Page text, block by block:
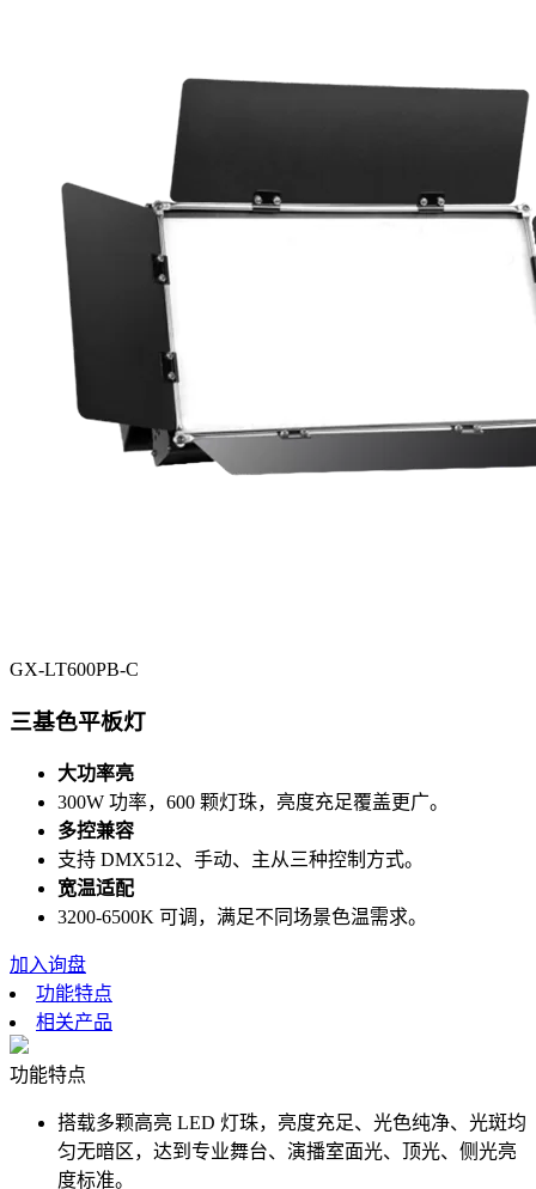
GX-LT600PB-C
三基色平板灯
大功率亮
300W 功率，600 颗灯珠，亮度充足覆盖更广。
多控兼容
支持 DMX512、手动、主从三种控制方式。
宽温适配
3200-6500K 可调，满足不同场景色温需求。
加入询盘
功能特点
相关产品
功能特点
搭载多颗高亮 LED 灯珠，亮度充足、光色纯净、光斑均
匀无暗区，达到专业舞台、演播室面光、顶光、侧光亮
度标准。